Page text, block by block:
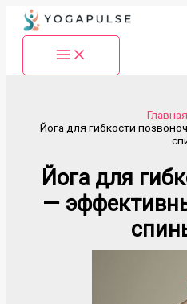
Перейти
содержимому
Главная
Йога для гибкости
Йога для
—